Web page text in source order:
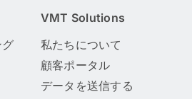
VMT Solutions
私たちについて
顧客ポータル
データを送信する